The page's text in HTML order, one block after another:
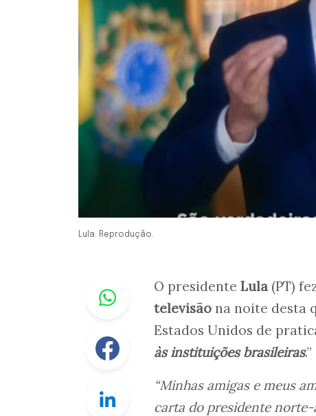
Lula. Reprodução.
Whastapp
Facebook
Linkedin
O presidente Lula (PT)
televisão na noite desta
Estados Unidos de
às instituições brasileiras.”
“Minhas amigas e meus
carta do presidente